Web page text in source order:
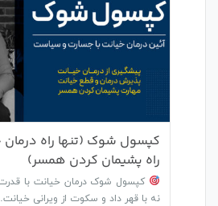
کپسول شوک (تنها راه
راه پشیمان کردن همسر)
کپسول شوک درمان خیانت با
نه با قهر داد و سکوت از ویرانی